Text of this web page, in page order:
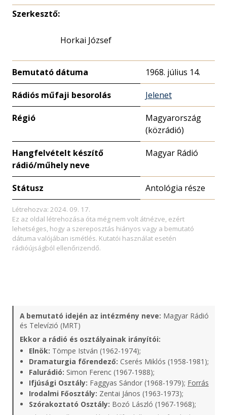
Szerkesztő:
Horkai József
Bemutató dátuma 1968. július 14.
Rádiós műfaji besorolás Jelenet
Régió
Magyarország
(közrádió)
Hangfelvételt készítő
rádió/műhely neve
Magyar Rádió
Státusz Antológia része
Létrehozva: 2024. 09. 17.
Ez az oldal létrehozása óta még nem volt átnézve, ezért
lehetséges, hogy a szereposztás hiányos vagy a bemutató
dátuma valójában ismétlés. Kutatói használat esetén
rádióújságból ellenőrizendő.
A bemutató idején az intézmény neve: Magyar Rádió
és Televízió (MRT)
Ekkor a rádió és osztályainak irányítói:
Elnök: Tömpe István (1962-1974);
Dramaturgia főrendező: Cserés Miklós (1958-1981);
Falurádió: Simon Ferenc (1967-1988);
Ifjúsági Osztály: Faggyas Sándor (1968-1979); Forrás
Irodalmi Főosztály: Zentai János (1963-1973);
Szórakoztató Osztály: Bozó László (1967-1968);